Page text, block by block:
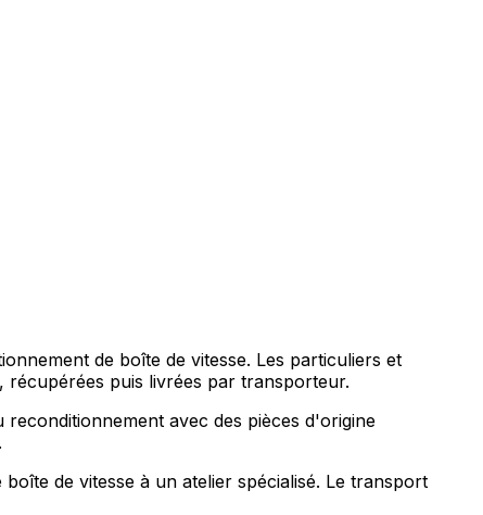
de boîte de vitesse. Les particuliers et
puis livrées par transporteur.
avec des pièces d'origine
de vitesse à un atelier spécialisé. Le transport